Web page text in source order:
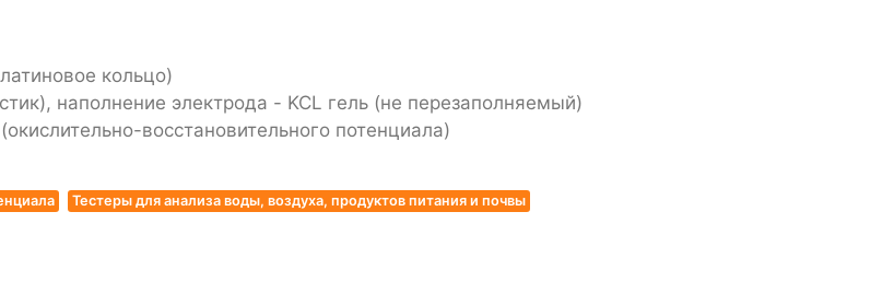
кольцо)
наполнение электрода - KCL гель (не перезаполняемый)
восстановительного потенциала)
Тестеры для анализа воды, воздуха, продуктов питания и почвы